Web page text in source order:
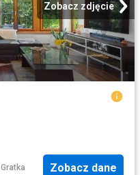
Zobacz zdjęcie
Gratka Zobacz dane